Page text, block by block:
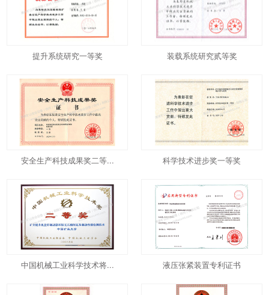
提升系统研究一等奖 装载系统研究贰等奖
安全生产科技成果奖二等... 科学技术进步奖一等奖
中国机械工业科学技术将... 液压张紧装置专利证书